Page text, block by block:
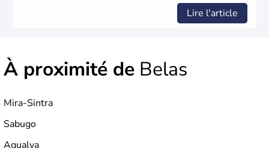
Lire l'article
À proximité de Belas
Mira-Sintra
Sabugo
Agualva